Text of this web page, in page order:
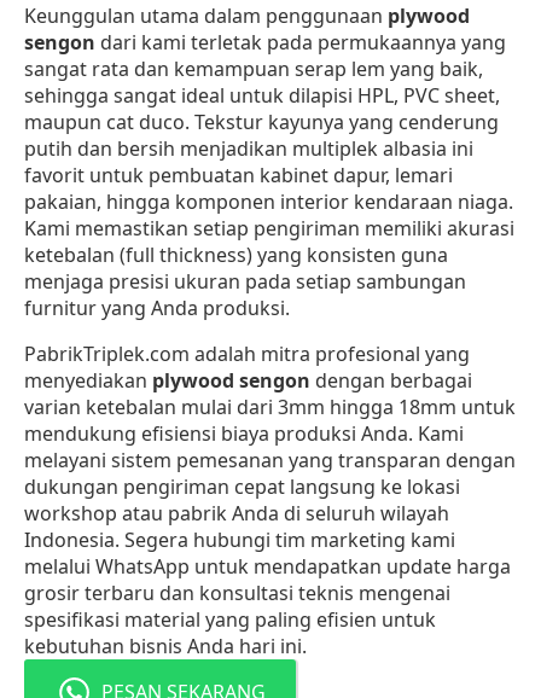
Keunggulan utama dalam penggunaan plywood
sengon dari kami terletak pada permukaannya yang
sangat rata dan kemampuan serap lem yang baik,
sehingga sangat ideal untuk dilapisi HPL, PVC sheet,
maupun cat duco. Tekstur kayunya yang cenderung
putih dan bersih menjadikan multiplek albasia ini
favorit untuk pembuatan kabinet dapur, lemari
pakaian, hingga komponen interior kendaraan niaga.
Kami memastikan setiap pengiriman memiliki akurasi
ketebalan (full thickness) yang konsisten guna
menjaga presisi ukuran pada setiap sambungan
furnitur yang Anda produksi.
PabrikTriplek.com adalah mitra profesional yang
menyediakan plywood sengon dengan berbagai
varian ketebalan mulai dari 3mm hingga 18mm untuk
mendukung efisiensi biaya produksi Anda. Kami
melayani sistem pemesanan yang transparan dengan
dukungan pengiriman cepat langsung ke lokasi
workshop atau pabrik Anda di seluruh wilayah
Indonesia. Segera hubungi tim marketing kami
melalui WhatsApp untuk mendapatkan update harga
grosir terbaru dan konsultasi teknis mengenai
spesifikasi material yang paling efisien untuk
kebutuhan bisnis Anda hari ini.
PESAN SEKARANG